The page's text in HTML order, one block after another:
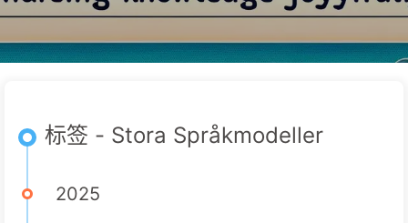
标签 - Stora Språkmodeller
2025